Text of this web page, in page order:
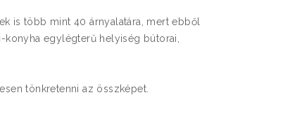
is több mint 40 árnyalatára, mert ebből
egylégterű helyiség bútorai,
tönkretenni az összképet.